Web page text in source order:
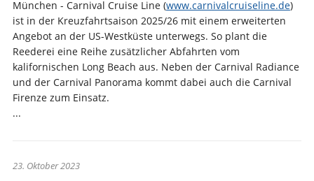
Schiffe
Urlaub mit Carnival
Katalog
München - Carnival Cruise Line (www.carnivalcruiseline.de)
ist in der Kreuzfahrtsaison 2025/26 mit einem erweiterten
Angebot an der US-Westküste unterwegs. So plant die
Reederei eine Reihe zusätzlicher Abfahrten vom
kalifornischen Long Beach aus. Neben der Carnival Radiance
und der Carnival Panorama kommt dabei auch die Carnival
Firenze zum Einsatz.
...
23. Oktober 2023